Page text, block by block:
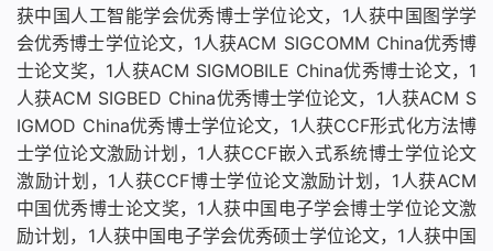
获中国人工智能学会优秀博士学位论文，1人获中国图学学
会优秀博士学位论文，1人获ACM SIGCOMM China优秀博
士论文奖，1人获ACM SIGMOBILE China优秀博士论文，1
人获ACM SIGBED China优秀博士学位论文，1人获ACM S
IGMOD China优秀博士学位论文，1人获CCF形式化方法博
士学位论文激励计划，1人获CCF嵌入式系统博士学位论文
激励计划，1人获CCF博士学位论文激励计划，1人获ACM
中国优秀博士论文奖，1人获中国电子学会博士学位论文激
励计划，1人获中国电子学会优秀硕士学位论文，1人获中国